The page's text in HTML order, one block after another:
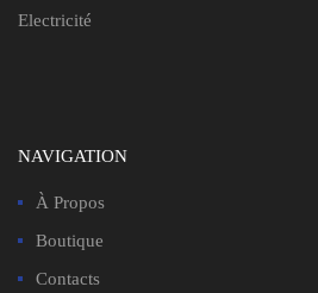
Electricité
NAVIGATION
À Propos
Boutique
Contacts